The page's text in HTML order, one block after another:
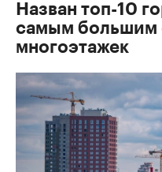
Назван топ-10
самым большим
многоэтажек